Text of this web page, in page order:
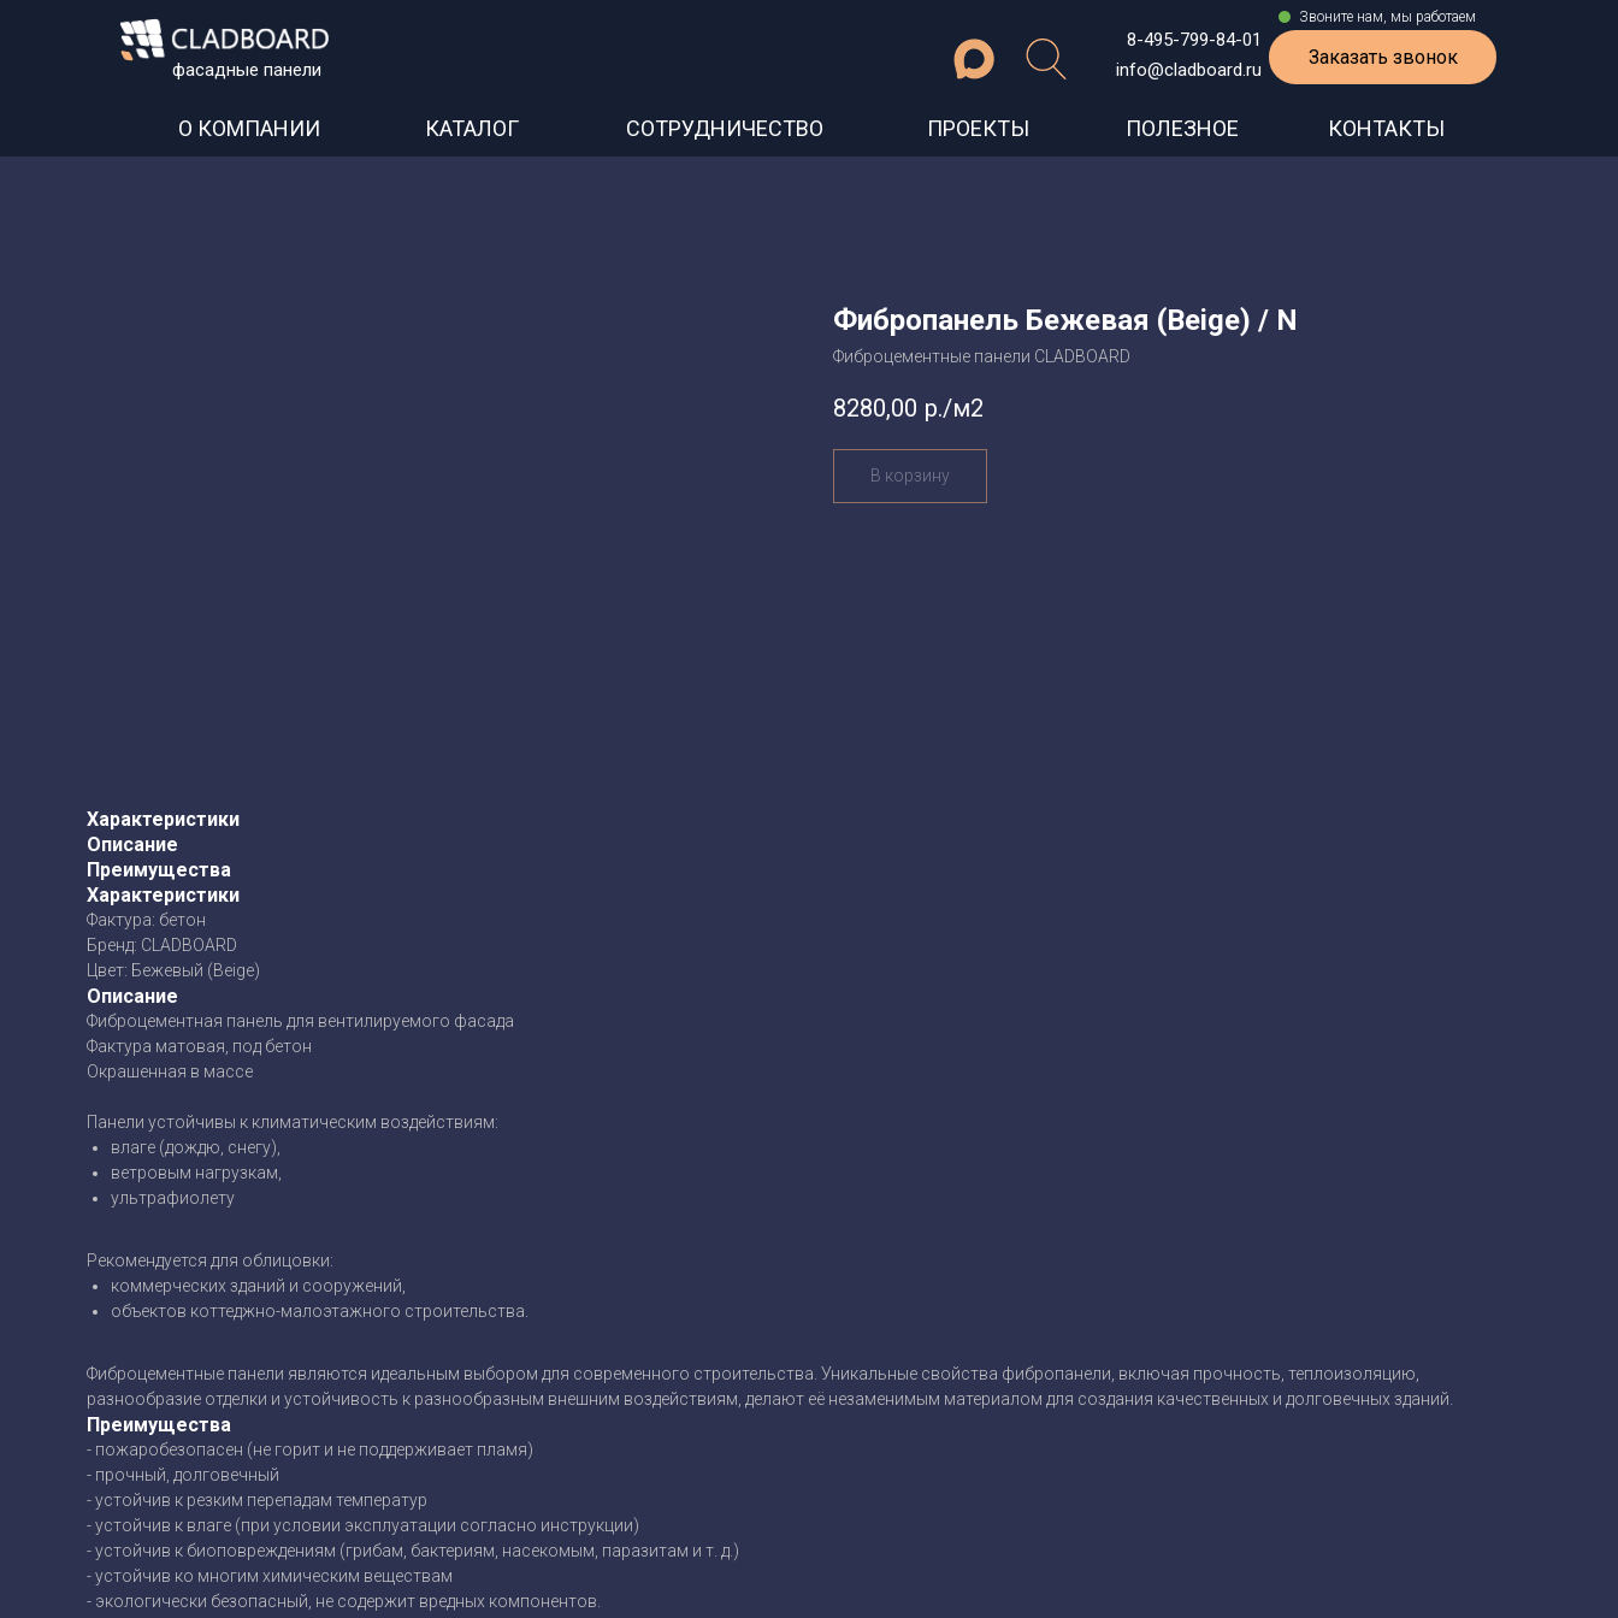
Заказать звонок
Звоните нам, мы работаем
8-495-799-84-01
info@cladboard.ru
фасадные панели
КОНТАКТЫ
ПОЛЕЗНОЕ
ПРОЕКТЫ
СОТРУДНИЧЕСТВО
КАТАЛОГ
О КОМПАНИИ
Фибропанель Бежевая (Beige) / N
Фиброцементные панели CLADBOARD
8280,00 р./м2
В корзину
Характеристики
Описание
Преимущества
Характеристики
Фактура: бетон
Бренд: CLADBOARD
Цвет: Бежевый (Beige)
Описание
Фиброцементная панель для вентилируемого фасада
Фактура матовая, под бетон
Окрашенная в массе
Панели устойчивы к климатическим воздействиям:
влаге (дождю, снегу),
ветровым нагрузкам,
ультрафиолету
Рекомендуется для облицовки:
коммерческих зданий и сооружений,
объектов коттеджно-малоэтажного строительства.
Фиброцементные панели являются идеальным выбором для современного строительства. Уникальные свойства фибропанели, включая прочность, теплоизоляцию,
разнообразие отделки и устойчивость к разнообразным внешним воздействиям, делают её незаменимым материалом для создания качественных и долговечных зданий.
Преимущества
- пожаробезопасен (не горит и не поддерживает пламя)
- прочный, долговечный
- устойчив к резким перепадам температур
- устойчив к влаге (при условии эксплуатации согласно инструкции)
- устойчив к биоповреждениям (грибам, бактериям, насекомым, паразитам и т. д.)
- устойчив ко многим химическим веществам
- экологически безопасный, не содержит вредных компонентов.